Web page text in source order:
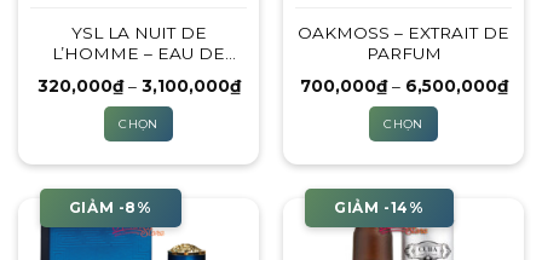
YSL LA NUIT DE
L’HOMME – EAU DE
320,000₫ – 3,100,000₫Khoảng
giá:
3,100,000₫
CHỌN
này
có
nhiều
OAKMOSS – EXTRAIT DE
PARFUM
700,000₫ – 6,500,000₫
giá:
CHỌN
này
có
nhiều
GIẢM -8% GIẢM -14%